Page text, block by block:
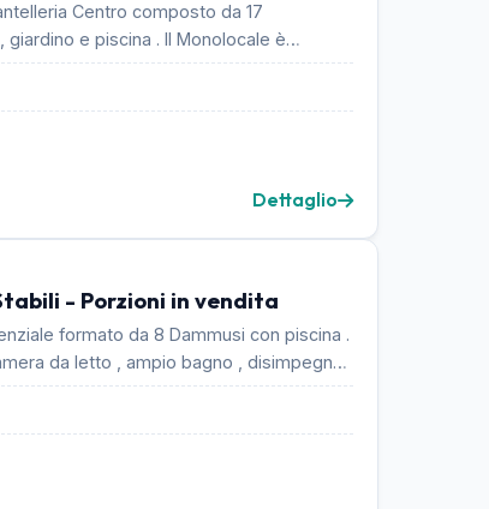
Centro composto da 17
e piscina . Il Monolocale è
Dettaglio
- Porzioni in vendita
formato da 8 Dammusi con piscina .
da letto , ampio bagno , disimpegno